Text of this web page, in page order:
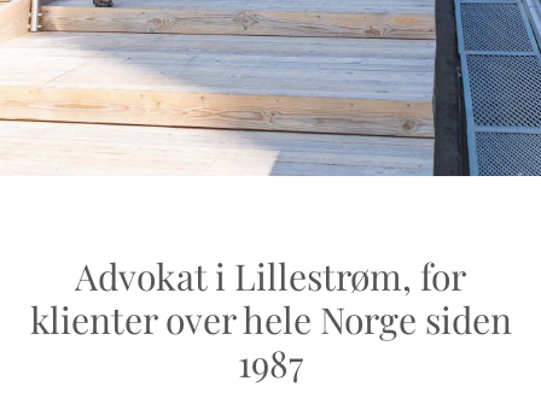
Advokat i Lillestrøm, for
klienter over hele Norge siden
1987